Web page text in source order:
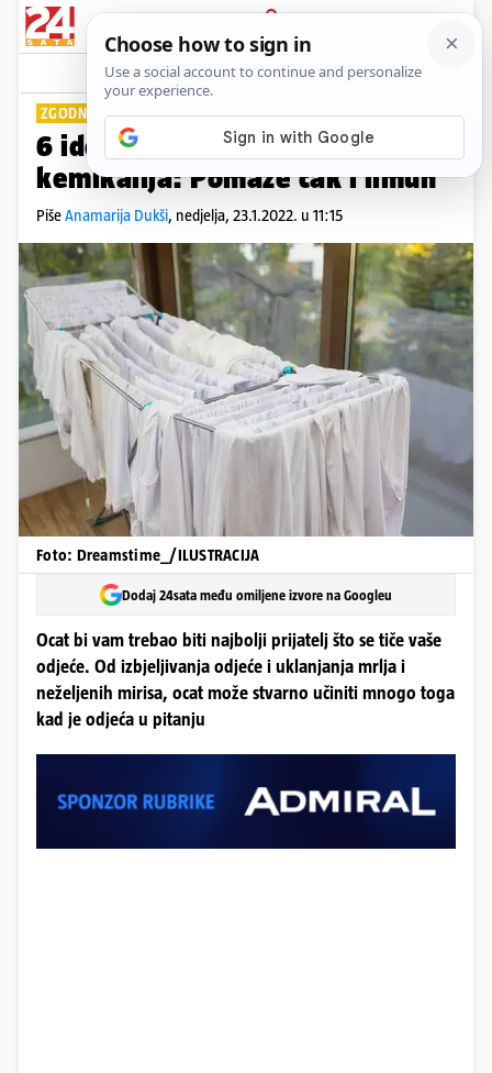
PRIJAVA
Lifestyle Komentari
ZGODNI SAVJETI
6 ideja kako izbijeliti odjeću bez
kemikalija: Pomaže čak i limun
PišeAnamarija Dukši, nedjelja, 23.1.2022. u 11:15
Foto: Dreamstime_/ILUSTRACIJA
Dodaj 24sata među omiljene izvore na Googleu
Ocat bi vam trebao biti najbolji prijatelj što se tiče vaše
odjeće. Od izbjeljivanja odjeće i uklanjanja mrlja i
neželjenih mirisa, ocat može stvarno učiniti mnogo toga
kad je odjeća u pitanju